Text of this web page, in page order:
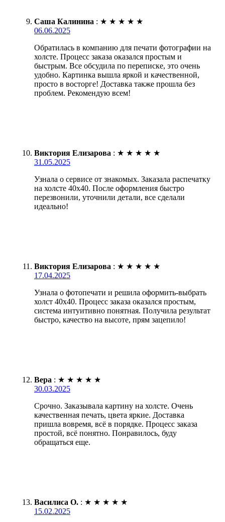
Саша Калинина : ★ ★ ★ ★ ★
06.06.2025
Обратилась в компанию для печати фотографии на
холсте. Процесс заказа оказался простым и
быстрым. Все обсудила по переписке, это очень
удобно. Картинка вышла яркой и качественной,
просто в восторге! Доставка также прошла без
проблем. Рекомендую всем!
Виктория Елизарова : ★ ★ ★ ★ ★
31.05.2025
Узнала о сервисе от знакомых. Заказала распечатку
на холсте 40х40. После оформления быстро
перезвонили, уточнили детали, все сделали
идеально!
Виктория Елизарова : ★ ★ ★ ★ ★
17.04.2025
Узнала о фотопечати и решила оформить-выбрать
холст 40х40. Процесс заказа оказался простым,
система интуитивно понятная. Получила результат
быстро, качество на высоте, прям зацепило!
Вера : ★ ★ ★ ★ ★
30.03.2025
Срочно. Заказывала картину на холсте. Очень
качественная печать, цвета яркие. Доставка
пришла вовремя, всё в порядке. Процесс заказа
простой, всё понятно. Понравилось, буду
обращаться еще.
Василиса О. : ★ ★ ★ ★ ★
15.02.2025